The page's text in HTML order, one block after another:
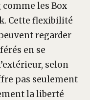
les Box
Cette flexibilité
regarder
en se
selon
pas seulement
la liberté